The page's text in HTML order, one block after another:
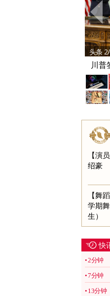
头条
川普
【演
绍豪
【舞
学期
生）
快
2分钟
7分钟
13分钟